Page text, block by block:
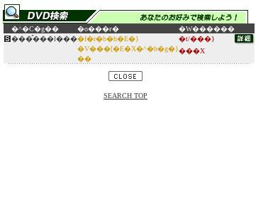
�^�C�g�� �o���ғ�
�W������
���̂���l����f�r�b�h�E�}
�V���[�E�X�^�b�g�}
��
�t/���}
���X
SEARCH TOP